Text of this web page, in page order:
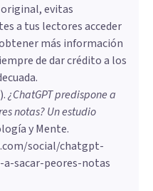
evitas
a tus lectores acceder
más información
de dar crédito a los
).¿ChatGPT predispone a
notas? Un estudio
y Mente.
social/chatgpt-
sacar-peores-notas